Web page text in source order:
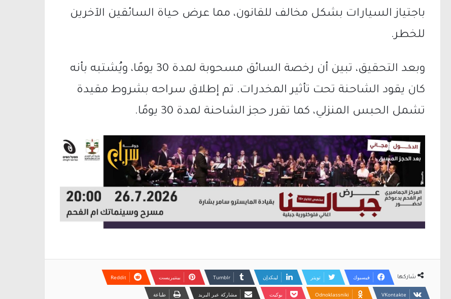
باجتياز السيارات بشكل مخالف للقانون، مما عرض حياة السائقين الآخرين
للخطر.
وبعد التحقيق، تبين أن رخصة السائق مسحوبة لمدة 30 يومًا، ويُشتبه بأنه
كان يقود الشاحنة تحت تأثير المخدرات. تم إطلاق سراحه بشروط مقيدة
تشمل الحبس المنزلي، كما تقرر حجز الشاحنة لمدة 30 يومًا.
شاركها فيسبوك تويتر لينكدإن بينتيريست
Odnoklassniki بوكيت مشاركة عبر البريد طباعة